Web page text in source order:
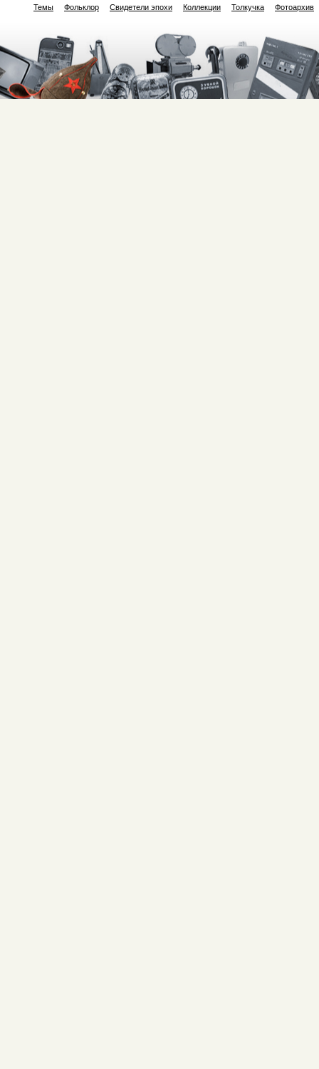
Темы Фольклор Свидетели эпохи Коллекции Толкучка Фотоархив